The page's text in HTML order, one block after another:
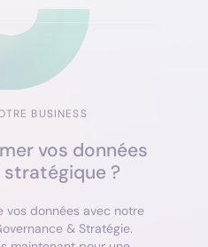
BUSINESS
vos données
?
vos données avec notre
& Stratégie.